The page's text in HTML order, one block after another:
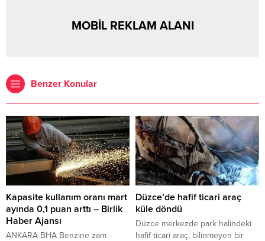
MOBİL REKLAM ALANI
Benzer Konular
Kapasite kullanım oranı mart
ayında 0,1 puan arttı – Birlik
Haber Ajansı
ANKARA-BHA Benzine zam
Düzce’de hafif ticari araç
küle döndü
Düzce merkezde park halindeki
hafif ticari araç, bilinmeyen bir